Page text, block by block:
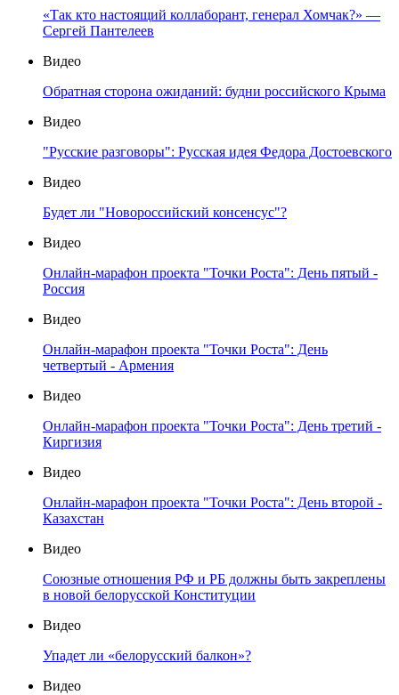
«Так кто настоящий коллаборант, генерал Хомчак?» —
Сергей Пантелеев
Видео
Обратная сторона ожиданий: будни российского Крыма
Видео
"Русские разговоры": Русская идея Федора Достоевского
Видео
Будет ли "Новороссийский консенсус"?
Видео
Онлайн-марафон проекта "Точки Роста": День пятый -
Россия
Видео
Онлайн-марафон проекта "Точки Роста": День
четвертый - Армения
Видео
Онлайн-марафон проекта "Точки Роста": День третий -
Киргизия
Видео
Онлайн-марафон проекта "Точки Роста": День второй -
Казахстан
Видео
Союзные отношения РФ и РБ должны быть закреплены
в новой белорусской Конституции
Видео
Упадет ли «белорусский балкон»?
Видео